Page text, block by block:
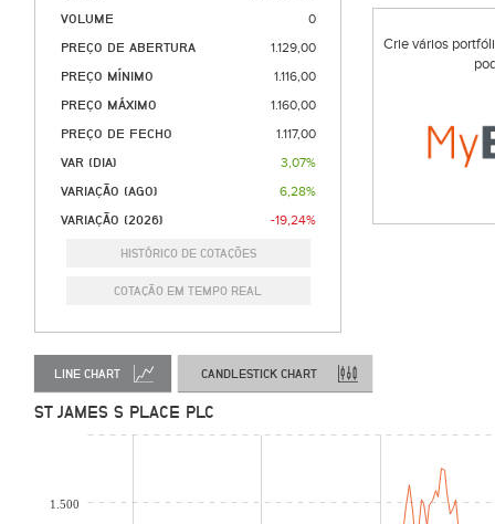
VOLUME 0
PREÇO DE ABERTURA 1.129,00
PREÇO MÍNIMO 1.116,00
PREÇO MÁXIMO 1.160,00
PREÇO DE FECHO 1.117,00
VAR (DIA) 3,07%
VARIAÇÃO (AGO) 6,28%
VARIAÇÃO (2026) -19,24%
HISTÓRICO DE COTAÇÕES
COTAÇÃO EM TEMPO REAL
Crie vários
LINE CHART CANDLESTICK CHART
ST JAMES S PLACE PLC
1.500